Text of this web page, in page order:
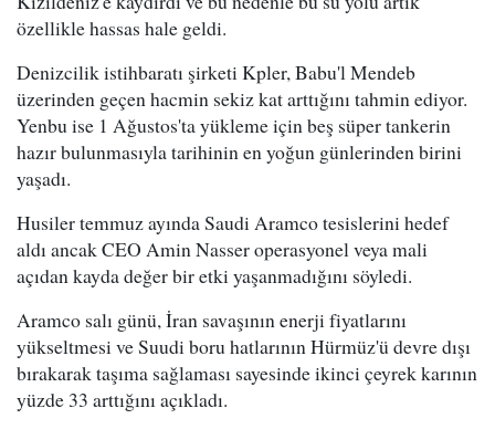
özellikle hassas hale geldi.
Denizcilik istihbaratı şirketi Kpler, Babu'l Mendeb
üzerinden geçen hacmin sekiz kat arttığını tahmin ediyor.
Yenbu ise 1 Ağustos'ta yükleme için beş süper tankerin
hazır bulunmasıyla tarihinin en yoğun günlerinden birini
yaşadı.
Husiler temmuz ayında Saudi Aramco tesislerini hedef
aldı ancak CEO Amin Nasser operasyonel veya mali
açıdan kayda değer bir etki yaşanmadığını söyledi.
Aramco salı günü, İran savaşının enerji fiyatlarını
yükseltmesi ve Suudi boru hatlarının Hürmüz'ü devre dışı
bırakarak taşıma sağlaması sayesinde ikinci çeyrek karının
yüzde 33 arttığını açıkladı.